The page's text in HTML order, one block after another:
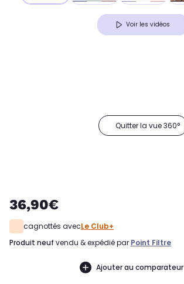
Voir les vidéos
Quitter la vue 360°
36,90€
cagnottés avecLe Club+
produit neuf vendu & expédié par Point Filtre
Ajouter au comparateur